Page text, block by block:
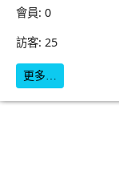
會員: 0
訪客: 25
更多…